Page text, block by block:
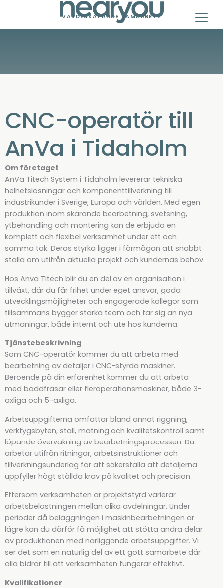
content
VÄRDESKAPANDE SAMARBETE
CNC-operatör till
AnVa i Tidaholm
Om företaget
AnVa Titech System i Tidaholm levererar tekniska
helhetslösningar och komponenttillverkning till
industrikunder i Sverige, Europa och världen. Med egen
produktion inom skärande bearbetning, svetsning,
ytbehandling och montering kan de erbjuda en
komplett och flexibel verksamhet under ett och
samma tak. Deras styrka ligger i förmågan att snabbt
ställa om utifrån aktuella projekt och kundernas behov.
Hos Anva Titech blir du en del av en organisation i
tillväxt, där du får frihet under eget ansvar, goda
utvecklingsmöjligheter och engagerade kollegor som
tillsammans bygger starka team och tar sig an nya
utmaningar, både internt och ute hos kunderna.
Tjänstebeskrivning
Som CNC-operatör kommer du att arbeta med
bearbetning av detaljer i CNC-styrda maskiner.
Beroende på din erfarenhet kommer du att arbeta
med bäddfräsar eller fleroperationsmaskiner, både 3-
axliga och 5-axliga.
Arbetsuppgifterna omfattar bland annat riggning,
verktygsbyten, ställ, mätning och kvalitetskontroll samt
löpande övervakning av bearbetningsprocessen. Du
arbetar utifrån ritningar, arbetsinstruktioner och
tillverkningsunderlag för att säkerställa att detaljerna
uppfyller högt ställda krav på kvalitet och precision.
Eftersom verksamheten är projektstyrd varierar
arbetsbelastningen mellan olika avdelningar. Under
perioder då beläggningen i maskinbearbetningen är
lägre kan du därför få möjlighet att stötta andra delar
av produktionen med närliggande arbetsuppgifter. Vi
ser det som en naturlig del av ett gott samarbete där
alla bidrar till att verksamheten fungerar effektivt.
Kvalifikationer